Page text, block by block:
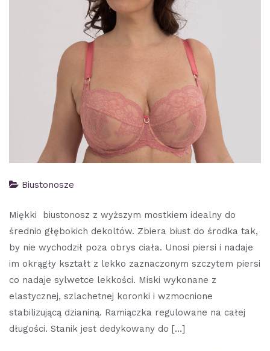
Biustonosze
Miękki biustonosz z wyższym mostkiem idealny do
średnio głębokich dekoltów. Zbiera biust do środka tak,
by nie wychodził poza obrys ciała. Unosi piersi i nadaje
im okrągły kształt z lekko zaznaczonym szczytem piersi
co nadaje sylwetce lekkości. Miski wykonane z
elastycznej, szlachetnej koronki i wzmocnione
stabilizującą dzianiną. Ramiączka regulowane na całej
długości. Stanik jest dedykowany do […]